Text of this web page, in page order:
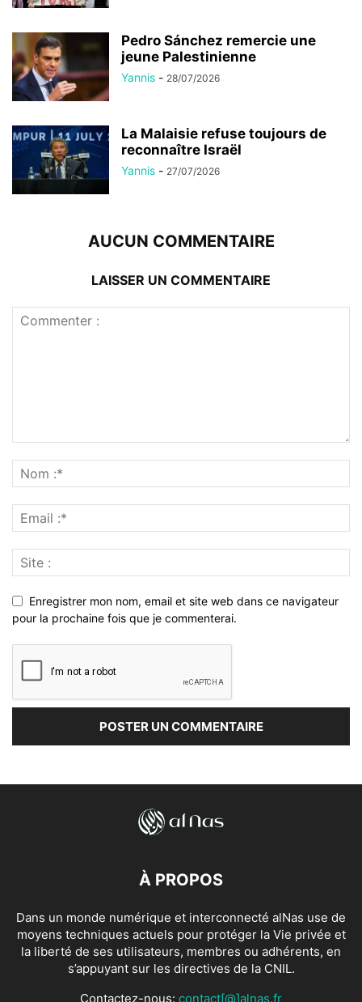
Pedro Sánchez remercie une
jeune Palestinienne
Yannis - 28/07/2026
La Malaisie refuse toujours de
reconnaître Israël
Yannis - 27/07/2026
AUCUN COMMENTAIRE
LAISSER UN COMMENTAIRE
Enregistrer mon nom, email et site web dans ce navigateur
pour la prochaine fois que je commenterai.
À PROPOS
Dans un monde numérique et interconnecté alNas use de
moyens techniques actuels pour protéger la Vie privée et
la liberté de ses utilisateurs, membres ou adhérents, en
s’appuyant sur les directives de la CNIL.
Contactez-nous: contact[@]alnas.fr